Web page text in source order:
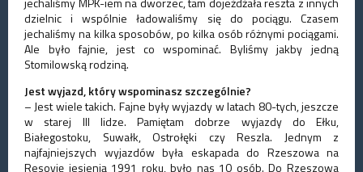
dzielnic i wspólnie ładowaliśmy się do pociągu. Czasem
jechaliśmy na kilka sposobów, po kilka osób różnymi pociągami.
Ale było fajnie, jest co wspominać. Byliśmy jakby jedną
Stomilowską rodziną.
Jest wyjazd, który wspominasz szczególnie?
– Jest wiele takich. Fajne były wyjazdy w latach 80-tych, jeszcze
w starej III lidze. Pamiętam dobrze wyjazdy do Ełku,
Białegostoku, Suwałk, Ostrołęki czy Reszla. Jednym z
najfajniejszych wyjazdów była eskapada do Rzeszowa na
Resovię jesienią 1991 roku, było nas 10 osób. Do Rzeszowa